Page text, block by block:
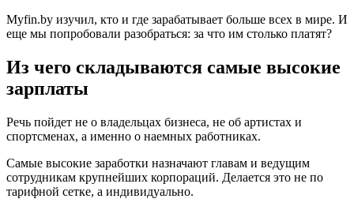
Myfin.by изучил, кто и где зарабатывает больше всех в мире. И
еще мы попробовали разобраться: за что им столько платят?
Из чего складываются самые высокие
зарплаты
Речь пойдет не о владельцах бизнеса, не об артистах и
спортсменах, а именно о наемных работниках.
Самые высокие заработки назначают главам и ведущим
сотрудникам крупнейших корпораций. Делается это не по
тарифной сетке, а индивидуально.